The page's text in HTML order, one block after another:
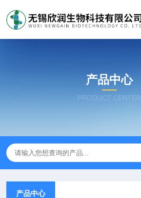
产品中心
PRODUCT CENTER
产品中心